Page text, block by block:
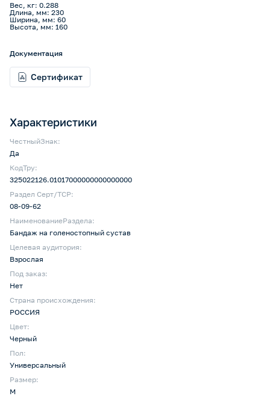
Характеристики
ЧестныйЗнак:
Да
КодТру:
325022126.01017000000000000000
Раздел Серт/ТСР:
08-09-62
НаименованиеРаздела:
Бандаж на голеностопный сустав
Целевая аудитория:
Взрослая
Под заказ:
Нет
Страна происхождения:
РОССИЯ
Цвет:
Черный
Пол:
Универсальный
Размер:
M
Вес, кг: 0.288
Длина, мм: 230
Ширина, мм: 60
Высота, мм: 160
Документация
Сертификат